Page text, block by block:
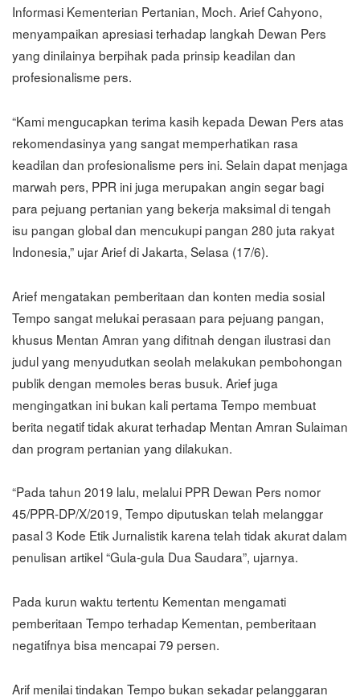
Informasi Kementerian Pertanian, Moch. Arief Cahyono,
menyampaikan apresiasi terhadap langkah Dewan Pers
yang dinilainya berpihak pada prinsip keadilan dan
profesionalisme pers.
“Kami mengucapkan terima kasih kepada Dewan Pers atas
rekomendasinya yang sangat memperhatikan rasa
keadilan dan profesionalisme pers ini. Selain dapat menjaga
marwah pers, PPR ini juga merupakan angin segar bagi
para pejuang pertanian yang bekerja maksimal di tengah
isu pangan global dan mencukupi pangan 280 juta rakyat
Indonesia,” ujar Arief di Jakarta, Selasa (17/6).
Arief mengatakan pemberitaan dan konten media sosial
Tempo sangat melukai perasaan para pejuang pangan,
khusus Mentan Amran yang difitnah dengan ilustrasi dan
judul yang menyudutkan seolah melakukan pembohongan
publik dengan memoles beras busuk. Arief juga
mengingatkan ini bukan kali pertama Tempo membuat
berita negatif tidak akurat terhadap Mentan Amran Sulaiman
dan program pertanian yang dilakukan.
“Pada tahun 2019 lalu, melalui PPR Dewan Pers nomor
45/PPR-DP/X/2019, Tempo diputuskan telah melanggar
pasal 3 Kode Etik Jurnalistik karena telah tidak akurat dalam
penulisan artikel “Gula-gula Dua Saudara”, ujarnya.
Pada kurun waktu tertentu Kementan mengamati
pemberitaan Tempo terhadap Kementan, pemberitaan
negatifnya bisa mencapai 79 persen.
Arif menilai tindakan Tempo bukan sekadar pelanggaran